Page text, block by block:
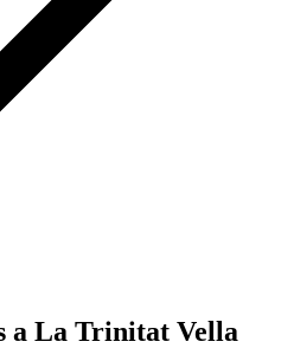
a La Trinitat Vella